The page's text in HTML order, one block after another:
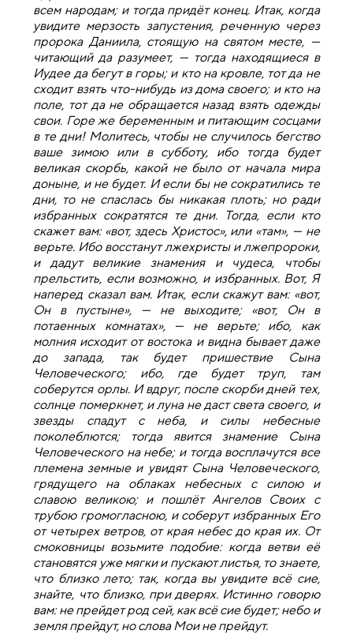
всем народам; и тогда придёт конец. Итак, когда
увидите мерзость запустения, реченную через
пророка Даниила, стоящую на святом месте, —
читающий да разумеет, — тогда находящиеся в
Иудее да бегут в горы; и кто на кровле, тот да не
сходит взять что-нибудь из дома своего; и кто на
поле, тот да не обращается назад взять одежды
свои. Горе же беременным и питающим сосцами
в те дни! Молитесь, чтобы не случилось бегство
ваше зимою или в субботу, ибо тогда будет
великая скорбь, какой не было от начала мира
доныне, и не будет. И если бы не сократились те
дни, то не спаслась бы никакая плоть; но ради
избранных сократятся те дни. Тогда, если кто
скажет вам: «вот, здесь Христос», или «там», — не
верьте. Ибо восстанут лжехристы и лжепророки,
и дадут великие знамения и чудеса, чтобы
прельстить, если возможно, и избранных. Вот, Я
наперед сказал вам. Итак, если скажут вам: «вот,
Он в пустыне», — не выходите; «вот, Он в
потаенных комнатах», — не верьте; ибо, как
молния исходит от востока и видна бывает даже
до запада, так будет пришествие Сына
Человеческого; ибо, где будет труп, там
соберутся орлы. И вдруг, после скорби дней тех,
солнце померкнет, и луна не даст света своего, и
звезды спадут с неба, и силы небесные
поколеблются; тогда явится знамение Сына
Человеческого на небе; и тогда восплачутся все
племена земные и увидят Сына Человеческого,
грядущего на облаках небесных с силою и
славою великою; и пошлёт Ангелов Своих с
трубою громогласною, и соберут избранных Его
от четырех ветров, от края небес до края их. От
смоковницы возьмите подобие: когда ветви её
становятся уже мягки и пускают листья, то знаете,
что близко лето; так, когда вы увидите всё сие,
знайте, что близко, при дверях. Истинно говорю
вам: не прейдет род сей, как всё сие будет; небо и
земля прейдут, но слова Мои не прейдут.